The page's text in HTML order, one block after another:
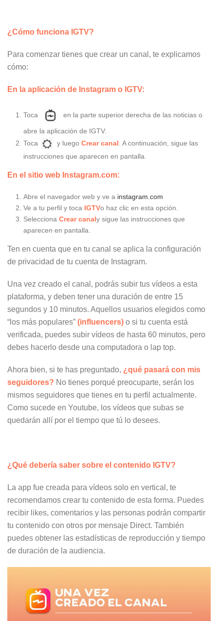
¿Cómo funciona IGTV?
Para comenzar tienes que crear un canal, te explicamos
cómo:
En la aplicación de Instagram o IGTV:
Toca en la parte superior derecha de las noticias o
abre la aplicación de IGTV.
Toca
y luego Crear canal . A continuación, sigue las
instrucciones que aparecen en pantalla.
En el sitio web Instagram.com:
Abre el navegador web y ve a instagram.com
Ve a tu perfil y toca IGTVo haz clic en esta opción.
Selecciona Crear canaly sigue las instrucciones que
aparecen en pantalla.
Ten en cuenta que en tu canal se aplica la configuración
de privacidad de tu cuenta de Instagram.
Una vez creado el canal, podrás subir tus vídeos a esta
plataforma, y deben tener una duración de entre 15
segundos y 10 minutos. Aquellos usuarios elegidos como
“los más populares” (influencers) o si tu cuenta está
verificada, puedes subir vídeos de hasta 60 minutos, pero
debes hacerlo desde una computadora o lap top.
Ahora bien, si te has preguntado, ¿qué pasará con mis
seguidores? No tienes porqué preocuparte, serán los
mismos seguidores que tienes en tu perfil actualmente.
Como sucede en Youtube, los vídeos que subas se
quedarán allí por el tiempo que tú lo desees.
¿Qué debería saber sobre el contenido IGTV?
La app fue creada para vídeos solo en vertical, te
recomendamos crear tu contenido de esta forma. Puedes
recibir likes, comentarios y las personas podrán compartir
tu contenido con otros por mensaje Direct. También
puedes obtener las estadísticas de reproducción y tiempo
de duración de la audiencia.